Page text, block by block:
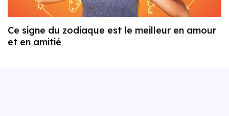
Ce signe du zodiaque est le meilleur en amour
et en amitié